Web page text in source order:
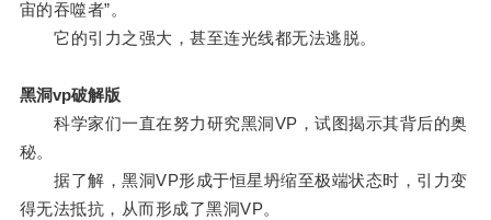
宙的吞噬者”。
它的引力之强大，甚至连光线都无法逃脱。
黑洞vp破解版
科学家们一直在努力研究黑洞VP，试图揭示其背后的奥
秘。
据了解，黑洞VP形成于恒星坍缩至极端状态时，引力变
得无法抵抗，从而形成了黑洞VP。